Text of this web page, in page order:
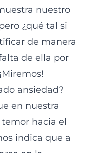
nuestro
¿qué tal si
de manera
de ella por
ansiedad?
en nuestra
hacia el
indica que a